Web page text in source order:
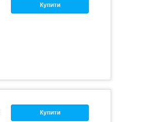
Купити
Купити